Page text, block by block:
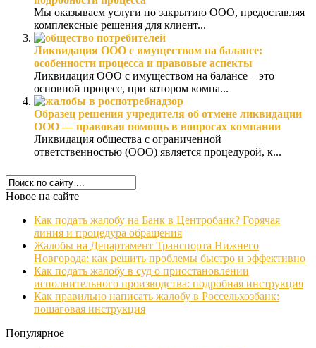
Мы оказываем услуги по закрытию ООО, предоставляя
комплексные решения для клиент...
Ликвидация ООО с имуществом на балансе:
особенности процесса и правовые аспекты
Ликвидация ООО с имуществом на балансе – это
основной процесс, при котором компа...
Образец решения учредителя об отмене ликвидации
ООО — правовая помощь в вопросах компании
Ликвидация общества с ограниченной
ответственностью (ООО) является процедурой, к...
Новое на сайте
Как подать жалобу на Банк в Центробанк? Горячая
линия и процедура обращения
Жалобы на Департамент Транспорта Нижнего
Новгорода: как решить проблемы быстро и эффективно
Как подать жалобу в суд о приостановлении
исполнительного производства: подробная инструкция
Как правильно написать жалобу в Россельхозбанк:
пошаговая инструкция
Популярное